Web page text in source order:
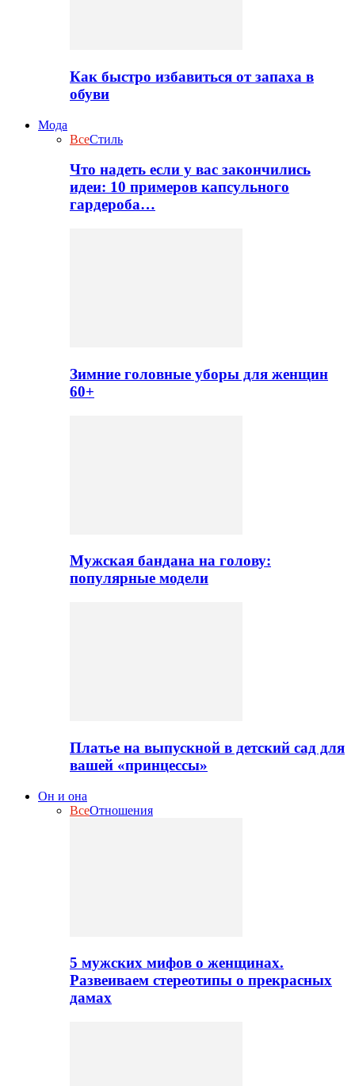
Как быстро избавиться от запаха в
обуви
Мода
ВсеСтиль
Что надеть если у вас закончились
идеи: 10 примеров капсульного
гардероба…
Зимние головные уборы для женщин
60+
Мужская бандана на голову:
популярные модели
Платье на выпускной в детский сад для
вашей «принцессы»
Он и она
ВсеОтношения
5 мужских мифов о женщинах.
Развеиваем стереотипы о прекрасных
дамах